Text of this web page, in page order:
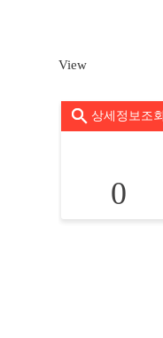
View
상세정보조회
0